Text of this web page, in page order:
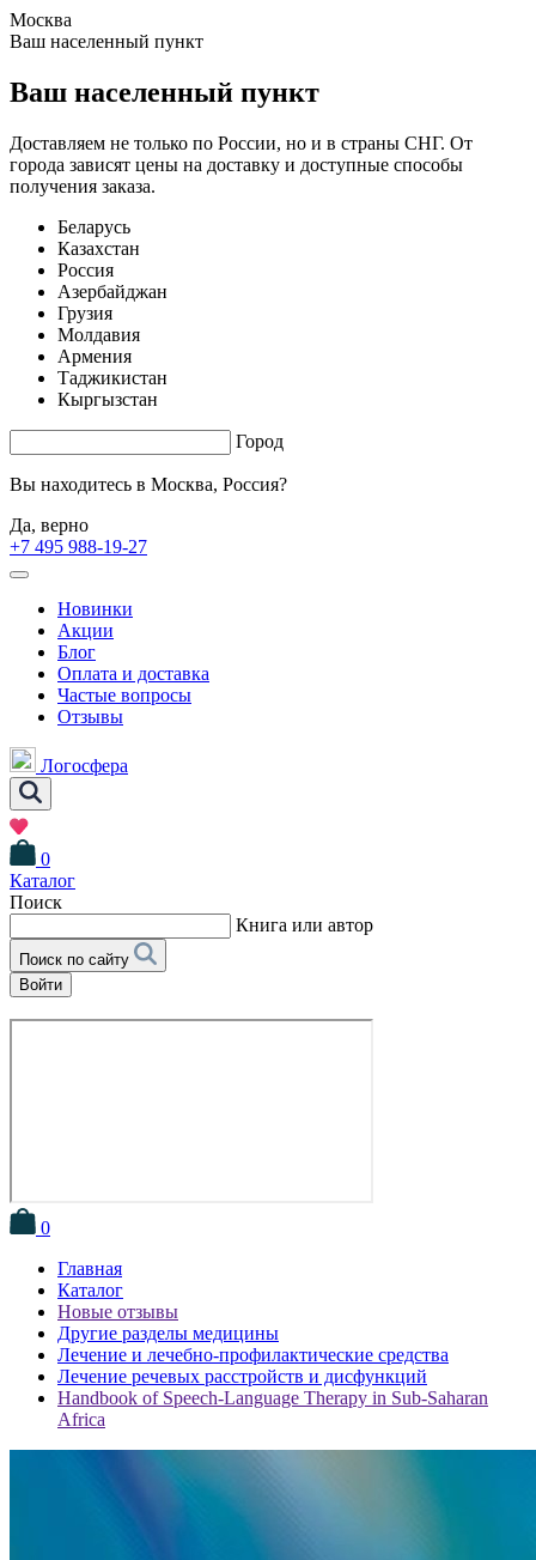
Москва
Ваш населенный пункт
Ваш населенный пункт
Доставляем не только по России, но и в страны СНГ. От
города зависят цены на доставку и доступные способы
получения заказа.
Беларусь
Казахстан
Россия
Азербайджан
Грузия
Молдавия
Армения
Таджикистан
Кыргызстан
Город
Вы находитесь в Москва, Россия?
Да, верно
+7 495 988-19-27
Новинки
Акции
Блог
Оплата и доставка
Частые вопросы
Отзывы
Логосфера
0
Каталог
Поиск
Книга или автор
Поиск по сайту
Войти
0
Главная
Каталог
Новые отзывы
Другие разделы медицины
Лечение и лечебно-профилактические средства
Лечение речевых расстройств и дисфункций
Handbook of Speech-Language Therapy in Sub-Saharan
Africa